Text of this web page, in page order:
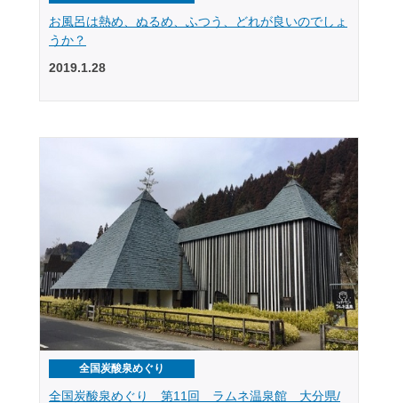
お風呂は熱め、ぬるめ、ふつう、どれが良いのでしょ
うか？
2019.1.28
全国炭酸泉めぐり
全国炭酸泉めぐり 第11回 ラムネ温泉館 大分県/